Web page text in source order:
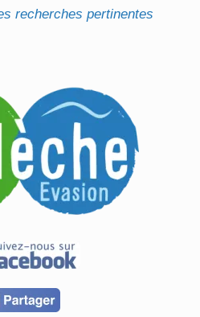
recherches pertinentes